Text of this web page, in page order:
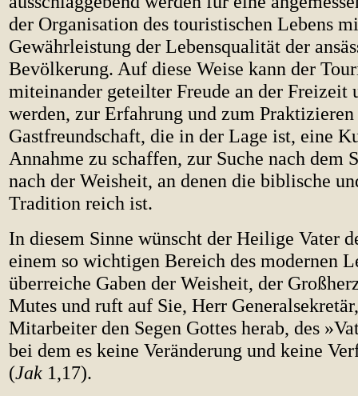
der Organisation des touristischen Lebens
Gewährleistung der Lebensqualität der
Bevölkerung. Auf diese Weise kann der
miteinander geteilter Freude an der Freizeit
werden, zur Erfahrung und zum
Gastfreundschaft, die in der Lage ist, eine
Annahme zu schaffen, zur Suche nach dem
nach der Weisheit, an denen die biblische
Tradition reich ist.
In diesem Sinne wünscht der Heilige Vater
einem so wichtigen Bereich des modernen
überreiche Gaben der Weisheit, der
Mutes und ruft auf Sie, Herr
Mitarbeiter den Segen Gottes herab, des
bei dem es keine Veränderung und keine
(Jak 1,17).